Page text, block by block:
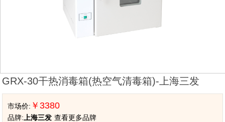
GRX-30干热消毒箱(热空气清毒箱)-上海三发
市场价: ￥3380
品牌: 上海三发 查看更多品牌